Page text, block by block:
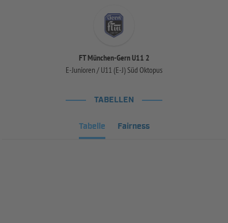
FT München-Gern U11 2
E-Junioren / U11 (E-J) Süd Oktopus
TABELLEN
Tabelle Fairness